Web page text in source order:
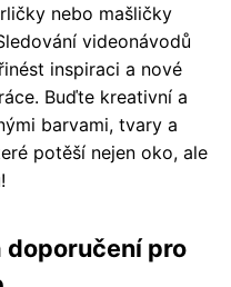
nebo mašličky
videonávodů
inspiraci a nové
Buďte kreativní a
barvami, tvary a
potěší nejen oko, ale
doporučení pro